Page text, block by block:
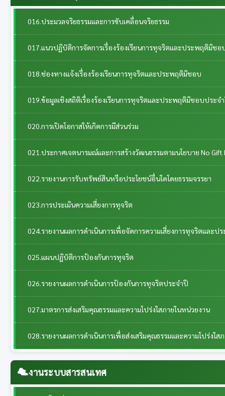
016.ประมวลจริยธรรมและการขับเคลื่อนจริยธรรม
017.แนวปฏิบัติการจัดการเรื่องร้องเรียนการทุจริตและประพฤติมิชอ
018.ช่องทางแจ้งเรื่องร้องเรียนการทุจริตและประพฤติมิชอบ
019.ข้อมูลเชิงสถิติเรื่องร้องเรียนการทุจริตและประพฤติมิชอบประจ
020.การเปิดโอกาสให้เกิดการมีส่วนร่วม
021.ประกาศเจตนารมณ์และการสร้างวัฒนธรรมตามนโยบาย No Gift
022.รายงานการรับทรัพย์สินหรือประโยชน์อื่นใดโดยธรรมจรรยา
023.การประเมินความเสี่ยงการทุจริต
024.รายงานผลการดำเนินการเพื่อจัดการความเสี่ยงการทุจริตและ
025.แผนปฏิบัติการป้องกันการทุจริต
026.รายงานผลการดำเนินการป้องกันการทุจริตประจำปี
027.มาตรการส่งเสริมคุณธรรมและความโปร่งใสภายในหน่วยงาน
028.รายงานผลการดำเนินการเพื่อส่งเสริมคุณธรรมและความโปร่งใส
งานระบบสารสนเทศ